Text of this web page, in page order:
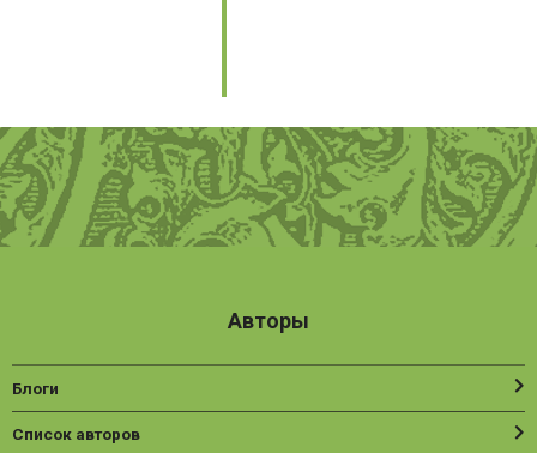
Авторы
Блоги
Список авторов